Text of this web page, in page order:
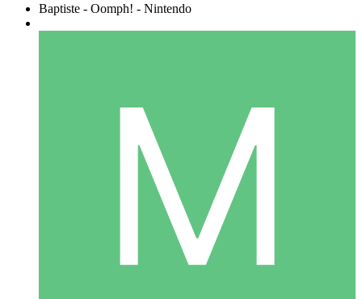
Baptiste - Oomph! - Nintendo